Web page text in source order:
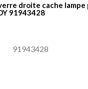
droite cache lampe
91943428
91943428